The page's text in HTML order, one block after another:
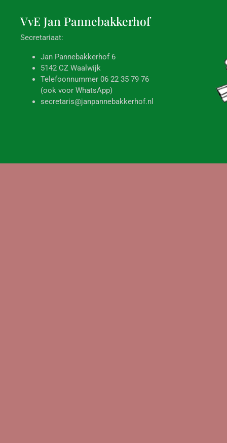
VvE Jan Pannebakkerhof
Secretariaat:
Jan Pannebakkerhof 6
5142 CZ Waalwijk
Telefoonnummer 06 22 35 79 76
(ook voor WhatsApp)
secretaris@janpannebakkerhof.nl